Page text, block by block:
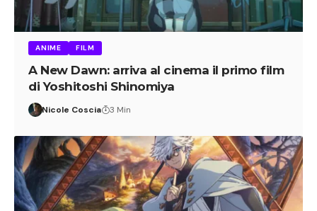
ANIME FILM
A New Dawn: arriva al cinema il primo film
di Yoshitoshi Shinomiya
Nicole Coscia 3 Min